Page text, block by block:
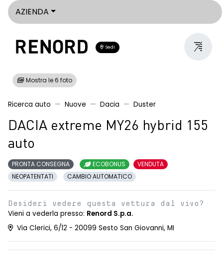
AZIENDA
Sedi
Mostra le 6 foto
Ricerca auto Nuove Dacia Duster
DACIA extreme MY26 hybrid 155
auto
PRONTA CONSEGNA ECOBONUS
VENDUTA
NEOPATENTATI
CAMBIO AUTOMATICO
Desideri vedere questa vettura dal vivo?
Vieni a vederla presso: Renord S.p.a.
Via Clerici, 6/12 - 20099 Sesto San Giovanni, MI